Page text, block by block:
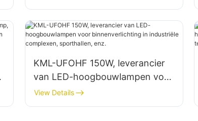
zoals industriële
fabrieksgebouwen en
magazijnen.
KML-UFOHF 150W, leverancier
van LED-hoogbouwlampen voor
binnenverlichting in industriële
complexen, sporthallen, enz.
View Details